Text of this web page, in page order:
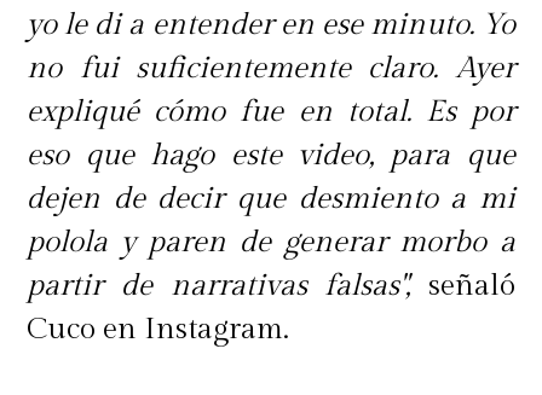
yo le di a entender en ese minuto. Yo
no fui suficientemente claro. Ayer
expliqué cómo fue en total. Es por
eso que hago este video, para que
dejen de decir que desmiento a mi
polola y paren de generar morbo a
partir de narrativas falsas",señaló
Cuco en Instagram.